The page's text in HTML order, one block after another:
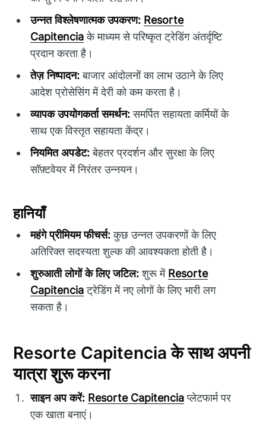
उन्नत विश्लेषणात्मक उपकरण: Resorte
Capitenciaके माध्यम से परिष्कृत ट्रेडिंग अंतर्दृष्टि
प्रदान करता है।
तेज़ निष्पादन:बाजार आंदोलनों का लाभ उठाने के लिए
आदेश प्रोसेसिंग में देरी को कम करता है।
व्यापक उपयोगकर्ता समर्थन:समर्पित सहायता कर्मियों के
साथ एक विस्तृत सहायता केंद्र।
नियमित अपडेट:बेहतर प्रदर्शन और सुरक्षा के लिए
सॉफ़्टवेयर में निरंतर उन्नयन।
हानियाँ
महंगे प्रीमियम फीचर्स:कुछ उन्नत उपकरणों के लिए
अतिरिक्त सदस्यता शुल्क की आवश्यकता होती है।
शुरुआती लोगों के लिए जटिल:शुरू में Resorte
Capitenciaट्रेडिंग में नए लोगों के लिए भारी लग
सकता है।
Resorte Capitencia के साथ अपनी
यात्रा शुरू करना
साइन अप करें: Resorte Capitenciaप्लेटफार्म पर
एक खाता बनाएं।